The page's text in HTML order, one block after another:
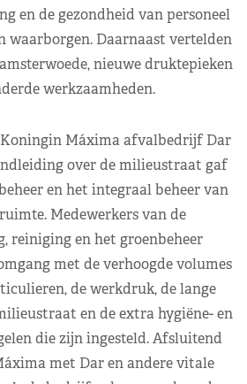
en de gezondheid van personeel
waarborgen. Daarnaast vertelden
nieuwe druktepieken
werkzaamheden.
Koningin Máxima afvalbedrijf Dar
over de milieustraat gaf
en het integraal beheer van
Medewerkers van de
reiniging en het groenbeheer
met de verhoogde volumes
de werkdruk, de lange
en de extra hygiëne- en
die zijn ingesteld. Afsluitend
met Dar en andere vitale